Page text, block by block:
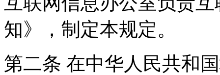
知》，制定本规定。
第二条 在中华人民共和